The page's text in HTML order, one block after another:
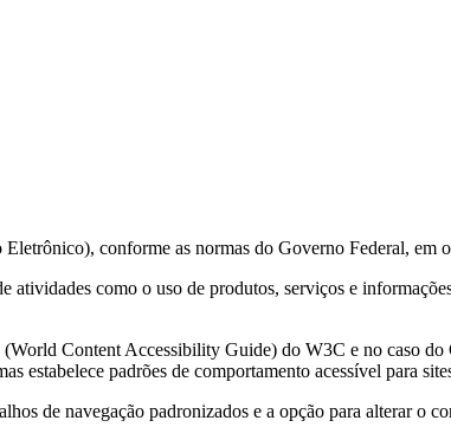
conforme as normas do Governo Federal, em
como o uso de produtos, serviços e
Content Accessibility Guide) do W3C e no caso
estabelece padrões de comportamento acessível para
de navegação padronizados e a opção para alterar o